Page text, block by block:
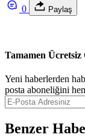
0 Paylaş
Tamamen
Yeni haberlerden
posta aboneliğini
Benzer